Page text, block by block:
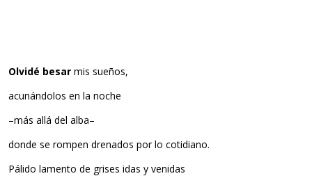
Olvidé besar mis sueños,
acunándolos en la noche
–más allá del alba–
donde se rompen drenados por lo cotidiano.
Pálido lamento de grises idas y venidas